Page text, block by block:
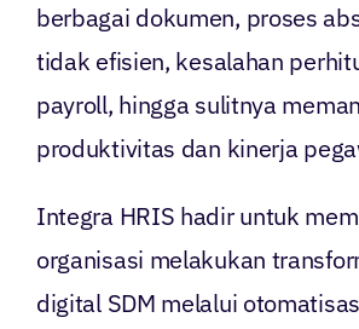
berbagai dokumen, proses
tidak efisien, kesalahan
payroll, hingga sulitnya
produktivitas dan kinerja
Integra HRIS hadir untuk
organisasi melakukan
digital SDM melalui